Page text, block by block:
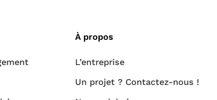
À propos
L’entreprise
Un projet ? Contactez-nous !